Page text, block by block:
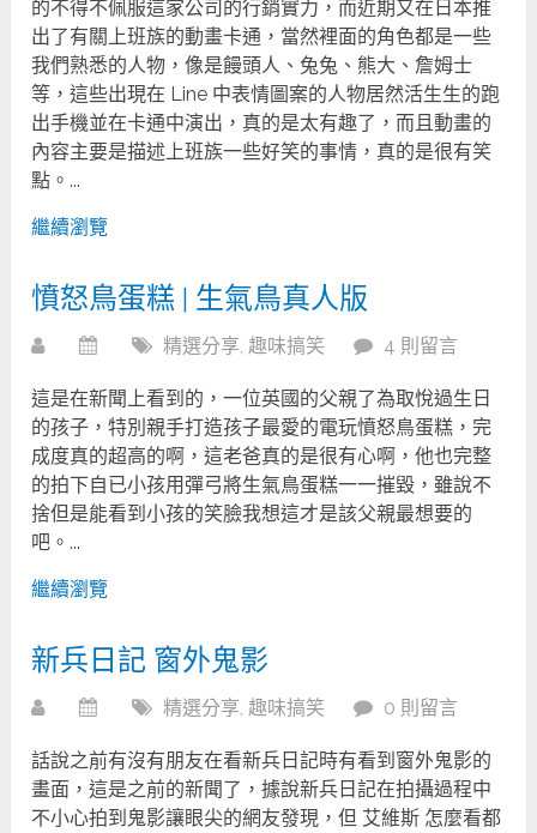
的不得不佩服這家公司的行銷實力，而近期又在日本推
出了有關上班族的動畫卡通，當然裡面的角色都是一些
我們熟悉的人物，像是饅頭人、兔兔、熊大、詹姆士
等，這些出現在 Line 中表情圖案的人物居然活生生的跑
出手機並在卡通中演出，真的是太有趣了，而且動畫的
內容主要是描述上班族一些好笑的事情，真的是很有笑
點。...
繼續瀏覽
憤怒鳥蛋糕 | 生氣鳥真人版
精選分享, 趣味搞笑 4 則留言
這是在新聞上看到的，一位英國的父親了為取悅過生日
的孩子，特別親手打造孩子最愛的電玩憤怒鳥蛋糕，完
成度真的超高的啊，這老爸真的是很有心啊，他也完整
的拍下自已小孩用彈弓將生氣鳥蛋糕一一摧毀，雖說不
捨但是能看到小孩的笑臉我想這才是該父親最想要的
吧。...
繼續瀏覽
新兵日記 窗外鬼影
精選分享, 趣味搞笑 0 則留言
話說之前有沒有朋友在看新兵日記時有看到窗外鬼影的
畫面，這是之前的新聞了，據說新兵日記在拍攝過程中
不小心拍到鬼影讓眼尖的網友發現，但 艾維斯 怎麼看都